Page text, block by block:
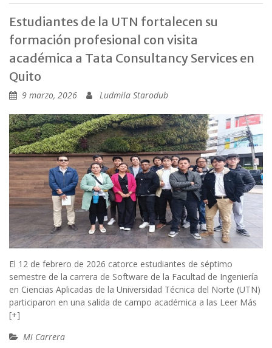
Estudiantes de la UTN fortalecen su
formación profesional con visita
académica a Tata Consultancy Services en
Quito
9 marzo, 2026 Ludmila Starodub
El 12 de febrero de 2026 catorce estudiantes de séptimo
semestre de la carrera de Software de la Facultad de Ingeniería
en Ciencias Aplicadas de la Universidad Técnica del Norte (UTN)
participaron en una salida de campo académica a las Leer Más
[+]
Mi Carrera